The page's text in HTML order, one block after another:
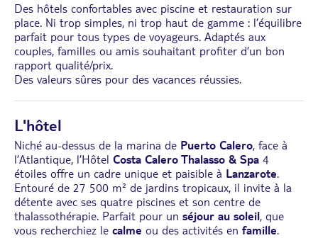
Des hôtels confortables avec piscine et restauration sur
place. Ni trop simples, ni trop haut de gamme : l’équilibre
parfait pour tous types de voyageurs. Adaptés aux
couples, familles ou amis souhaitant profiter d’un bon
rapport qualité/prix.
Des valeurs sûres pour des vacances réussies.
L'hôtel
Niché au-dessus de la marina de Puerto Calero, face à
l’Atlantique, l’Hôtel Costa Calero Thalasso & Spa 4
étoiles offre un cadre unique et paisible à Lanzarote.
Entouré de 27 500 m² de jardins tropicaux, il invite à la
détente avec ses quatre piscines et son centre de
thalassothérapie. Parfait pour un séjour au soleil, que
vous recherchiez le calme ou des activités en famille.